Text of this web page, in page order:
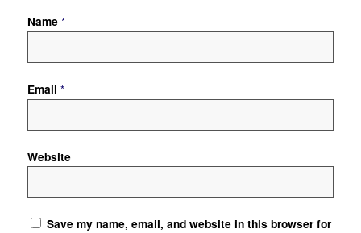
Name *
Email *
Website
Save my name, email, and website in this browser for